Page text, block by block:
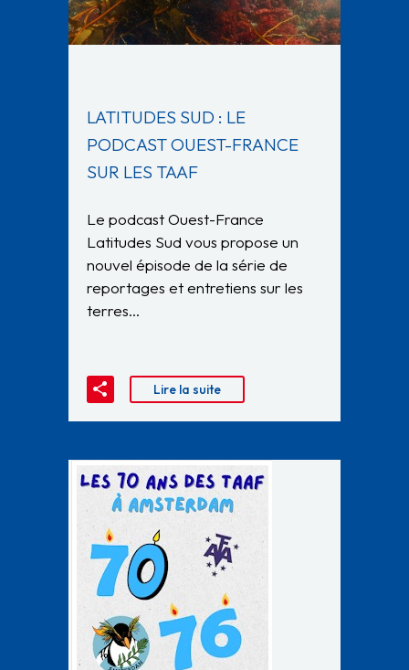
LATITUDES SUD : LE
PODCAST OUEST-FRANCE
SUR LES TAAF
Le podcast Ouest-France
Latitudes Sud vous propose un
nouvel épisode de la série de
reportages et entretiens sur les
terres…
Lire la suite